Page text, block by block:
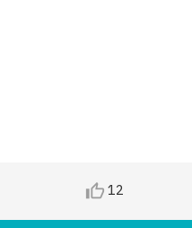
thumb_up_alt12